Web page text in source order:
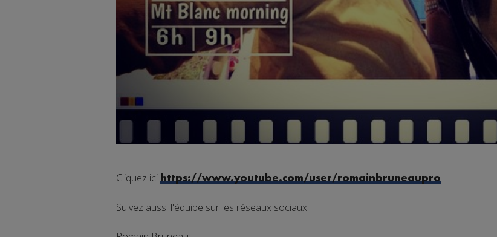
Cliquez ici https://www.youtube.com/user/romainbruneaupro
Suivez aussi l'équipe sur les réseaux sociaux: